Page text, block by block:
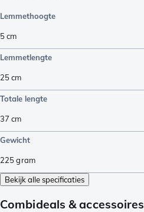
Lemmethoogte
5cm
Lemmetlengte
25cm
Totale lengte
37 cm
Gewicht
225gram
Bekijk alle specificaties
Combideals & accessoires